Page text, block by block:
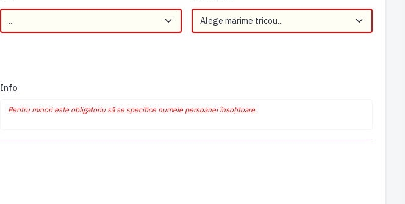
Info
Pentru minori este obligatoriu să se specifice numele persoanei însoțitoare.